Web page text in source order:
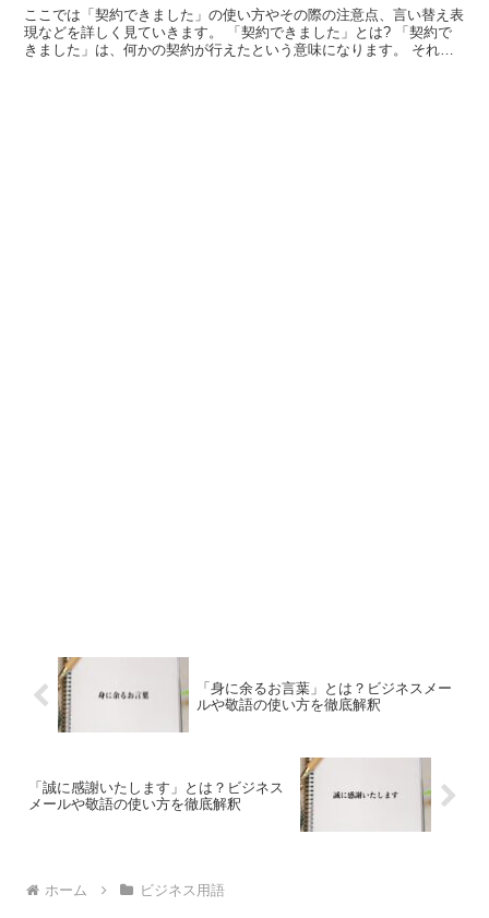
ここでは「契約できました」の使い方やその際の注意点、言い替え表
現などを詳しく見ていきます。 「契約できました」とは? 「契約で
きました」は、何かの契約が行えたという意味になります。 それが
「身に余るお言葉」とは？ビジネスメー
ルや敬語の使い方を徹底解釈
「誠に感謝いたします」とは？ビジネス
メールや敬語の使い方を徹底解釈
ホーム ビジネス用語